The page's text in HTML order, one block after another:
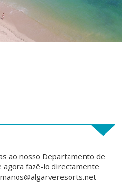
ao nosso Departamento de
agora fazê-lo directamente